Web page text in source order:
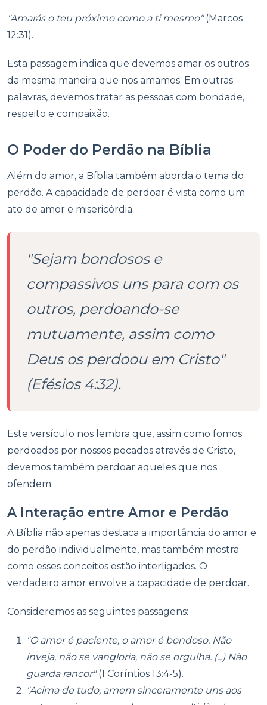
"Amarás o teu próximo como a ti mesmo"(Marcos
12:31).
Esta passagem indica que devemos amar os outros
da mesma maneira que nos amamos. Em outras
palavras, devemos tratar as pessoas com bondade,
respeito e compaixão.
O Poder do Perdão na Bíblia
Além do amor, a Bíblia também aborda o tema do
perdão. A capacidade de perdoar é vista como um
ato de amor e misericórdia.
"Sejam bondosos e
compassivos uns para com os
outros, perdoando-se
mutuamente, assim como
Deus os perdoou em Cristo"
(Efésios 4:32).
Este versículo nos lembra que, assim como fomos
perdoados por nossos pecados através de Cristo,
devemos também perdoar aqueles que nos
ofendem.
A Interação entre Amor e Perdão
A Bíblia não apenas destaca a importância do amor e
do perdão individualmente, mas também mostra
como esses conceitos estão interligados. O
verdadeiro amor envolve a capacidade de perdoar.
Consideremos as seguintes passagens:
"O amor é paciente, o amor é bondoso. Não
inveja, não se vangloria, não se orgulha. (...) Não
guarda rancor"(1 Coríntios 13:4-5).
"Acima de tudo, amem sinceramente uns aos